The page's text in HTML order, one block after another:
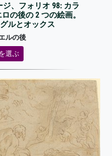
、フォリオ 98: カラ
の後の 2 つの絵画。
ルとオックス
ルの後
選ぶ